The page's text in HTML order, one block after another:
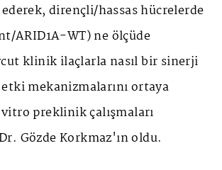
dirençli/hassas hücrelerde
ARID1A-WT) ne ölçüde
klinik ilaçlarla nasıl bir sinerji
mekanizmalarını ortaya
preklinik çalışmaları
Gözde Korkmaz'ın oldu.